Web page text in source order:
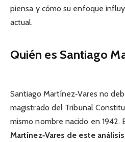
piensa y cómo su enfoque
actual.
Quién es Santiago
Santiago Martínez‑Vares no
magistrado del Tribunal
mismo nombre nacido en 1942.
Martínez‑Vares de este